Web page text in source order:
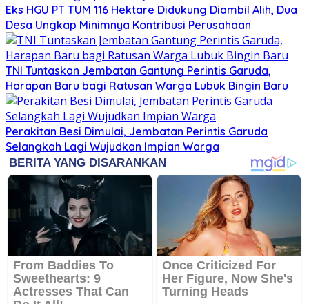
Eks HGU PT TUM 116 Hektare Didukung Diambil Alih, Dua
Desa Ungkap Minimnya Kontribusi Perusahaan
TNI Tuntaskan Jembatan Gantung Perintis Garuda,
Harapan Baru bagi Ratusan Warga Lubuk Bingin Baru
Perakitan Besi Dimulai, Jembatan Perintis Garuda
Selangkah Lagi Wujudkan Impian Warga